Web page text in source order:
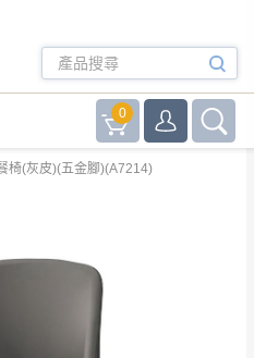
0
椅(灰皮)(五金腳)(A7214)